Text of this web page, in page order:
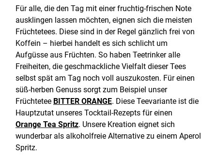
Für alle, die den Tag mit einer fruchtig-frischen Note
ausklingen lassen möchten, eignen sich die meisten
Früchtetees. Diese sind in der Regel gänzlich frei von
Koffein – hierbei handelt es sich schlicht um
Aufgüsse aus Früchten. So haben Teetrinker alle
Freiheiten, die geschmackliche Vielfalt dieser Tees
selbst spät am Tag noch voll auszukosten. Für einen
süß-herben Genuss sorgt zum Beispiel unser
Früchtetee BITTER ORANGE. Diese Teevariante ist die
Hauptzutat unseres Tocktail-Rezepts für einen
Orange Tea Spritz. Unsere Kreation eignet sich
wunderbar als alkoholfreie Alternative zu einem Aperol
Spritz.